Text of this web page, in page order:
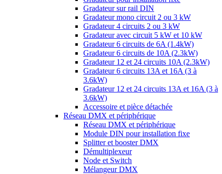
Gradateur sur rail DIN
Gradateur mono circuit 2 ou 3 kW
Gradateur 4 circuits 2 ou 3 kW
Gradateur avec circuit 5 kW et 10 kW
Gradateur 6 circuits de 6A (1.4kW)
Gradateur 6 circuits de 10A (2.3kW)
Gradateur 12 et 24 circuits 10A (2.3kW)
Gradateur 6 circuits 13A et 16A (3 à
3.6kW)
Gradateur 12 et 24 circuits 13A et 16A (3 à
3.6kW)
Accessoire et pièce détachée
Réseau DMX et périphérique
Réseau DMX et périphérique
Module DIN pour installation fixe
Splitter et booster DMX
Démultiplexeur
Node et Switch
Mélangeur DMX